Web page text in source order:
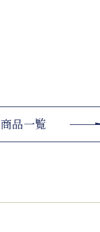
商品一覧